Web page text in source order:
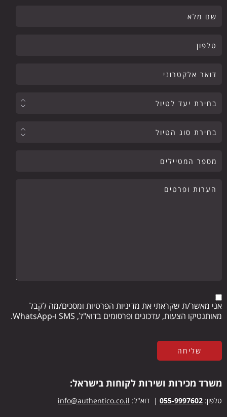
אני מאשר/ת שקראתי את מדיניות הפרטיות ומסכים/מה לקבל
מאותנטיקו הצעות, עדכונים ופרסומים בדוא"ל, SMS ו-WhatsApp.
משרד מכירות ושירות לקוחות בישראל:
טלפון: 055-9997602 | דוא"ל: info@authentico.co.il